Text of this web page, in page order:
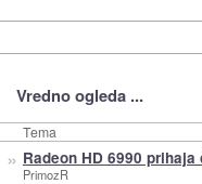
Vredno ogleda ...
Tema
» Radeon HD 6990
PrimozR